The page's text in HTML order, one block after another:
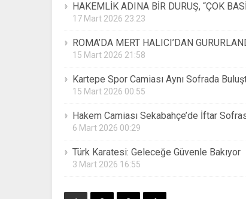
HAKEMLİK ADINA BİR DURUŞ, “ÇOK
17 Mart 2026 23:23
ROMA’DA MERT HALICI’DAN
15 Mart 2026 21:58
Kartepe Spor Camiası Aynı Sofrada
15 Mart 2026 00:55
Hakem Camiası Sekabahçe’de İftar
6 Mart 2026 00:29
Türk Karatesi: Geleceğe Güvenle Bakıyor
3 Mart 2026 16:55